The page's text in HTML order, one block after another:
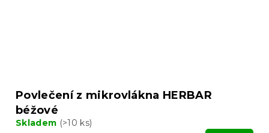
Povlečení z mikrovlákna HERBAR
béžové
Skladem (>10 ks)